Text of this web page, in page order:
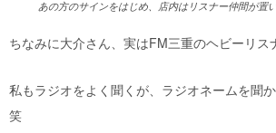
あの方のサインをはじめ、店内はリスナー仲間が置
ちなみに大介さん、実はFM三重のヘビーリス
私もラジオをよく聞くが、ラジオネームを聞か
笑